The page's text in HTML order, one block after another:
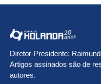
Diretor-Presidente:
Artigos assinados são de
autores.